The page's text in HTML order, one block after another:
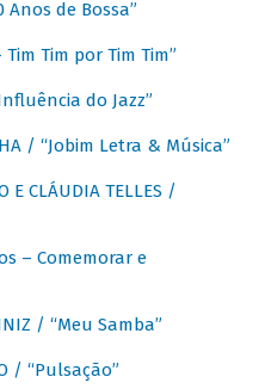
Anos de Bossa”
Tim por Tim Tim”
do Jazz”
/ “Jobim Letra & Música”
E CLÁUDIA TELLES /
– Comemorar e
/ “Meu Samba”
/ “Pulsação”